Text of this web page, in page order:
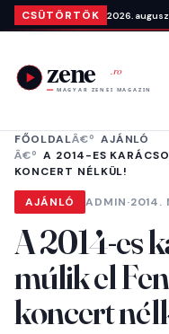
Ugrás a tartalomra
CSÜTÖRTÖK 2026.
FŐOLDAL
AJÁNLÓ
A 2014-ES
KONCERT NÉLKÜL!
AJÁNLÓ ADMIN·2014.
A 2014-es
múlik el
koncert